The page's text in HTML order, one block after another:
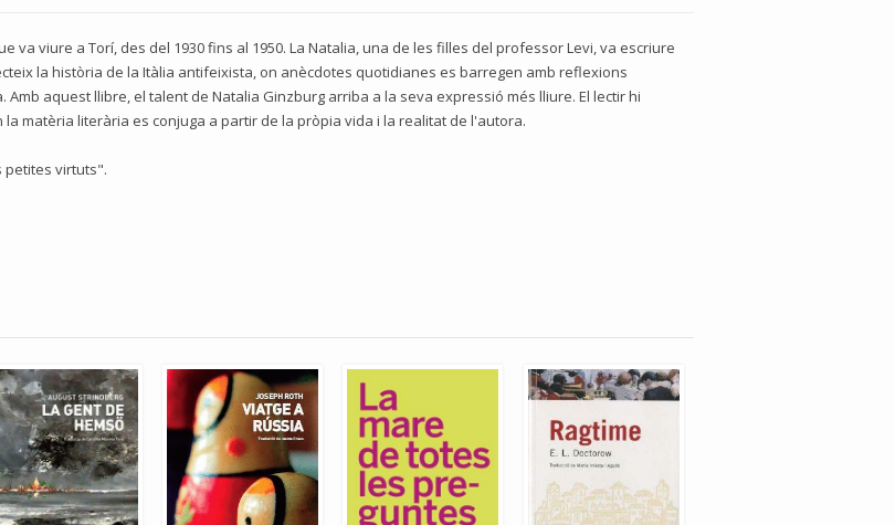
va viure a Torí, des del 1930 fins al 1950. La Natalia, una de les filles del professor Levi, va escriure
la història de la Itàlia antifeixista, on anècdotes quotidianes es barregen amb reflexions
aquest llibre, el talent de Natalia Ginzburg arriba a la seva expressió més lliure. El lectir hi
matèria literària es conjuga a partir de la pròpia vida i la realitat de l'autora.
petites virtuts".